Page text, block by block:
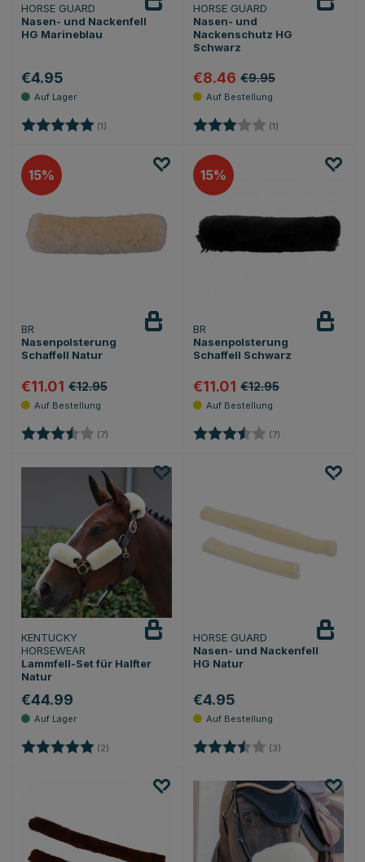
HORSE GUARD
Nasen- und Nackenfell
HG Marineblau
€4.95
Bewertung: (1)
HORSE GUARD
Nasen- und
Nackenschutz HG
Schwarz
€8.46 €9.95
Bewertung: (1)
15
BR
Nasenpolsterung
Schaffell Natur
€11.01 €12.95
Bewertung: (7)
15
BR
Nasenpolsterung
Schaffell Schwarz
€11.01 €12.95
Bewertung: (7)
KENTUCKY
HORSEWEAR
Lammfell-Set für Halfter
Natur
€44.99
Bewertung: (2)
HORSE GUARD
Nasen- und Nackenfell
HG Natur
€4.95
Bewertung: (3)